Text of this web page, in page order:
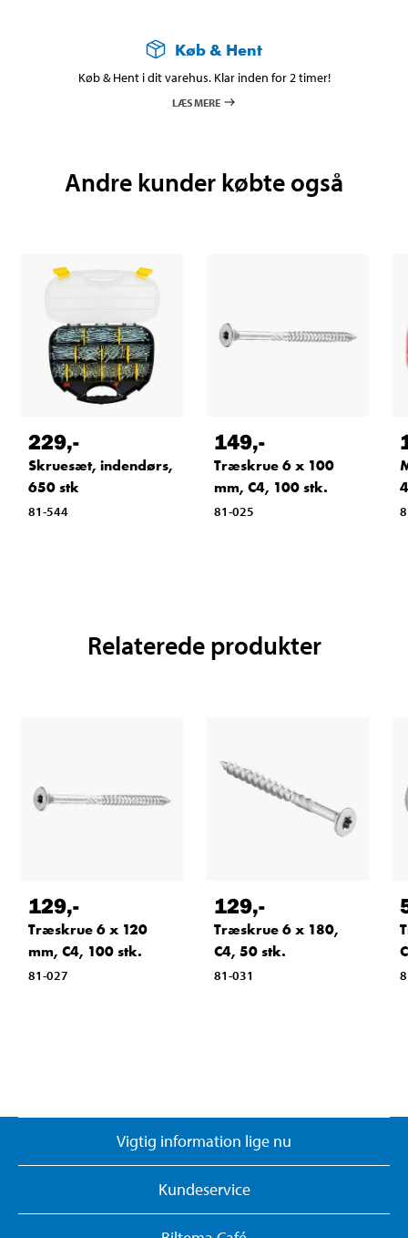
Køb & Hent
Køb & Hent i dit varehus. Klar inden for 2 timer!
LÆS MERE
Andre kunder købte også
229,-
Skruesæt, indendørs,
650 stk
81-544
149,-
Træskrue 6 x 100
mm, C4, 100 stk.
81-025
Relaterede produkter
129,-
Træskrue 6 x 120
mm, C4, 100 stk.
81-027
129,-
Træskrue 6 x 180,
C4, 50 stk.
81-031
Vigtig information lige nu
Kundeservice